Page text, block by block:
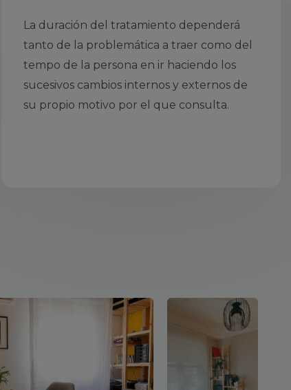
La duración del tratamiento dependerá
tanto de la problemática a traer como del
tempo de la persona en ir haciendo los
sucesivos cambios internos y externos de
su propio motivo por el que consulta.